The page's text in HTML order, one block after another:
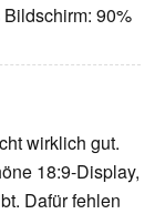
90%
wirklich gut.
18:9-Display,
Dafür fehlen